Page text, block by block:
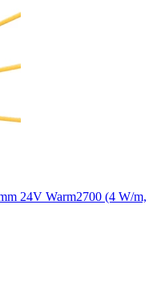
24V Warm2700 (4 W/m,